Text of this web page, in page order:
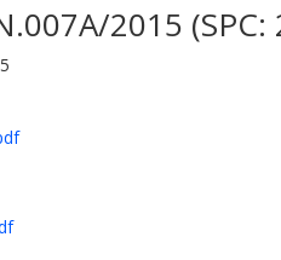
2015